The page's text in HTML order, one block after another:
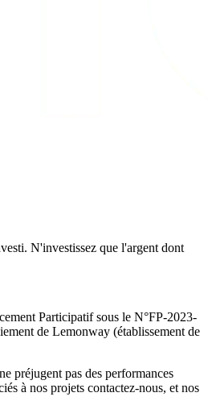
N'investissez que l'argent dont
Participatif sous le N°FP-2023-
de Lemonway (établissement de
préjugent pas des performances
à nos projets contactez-nous, et nos